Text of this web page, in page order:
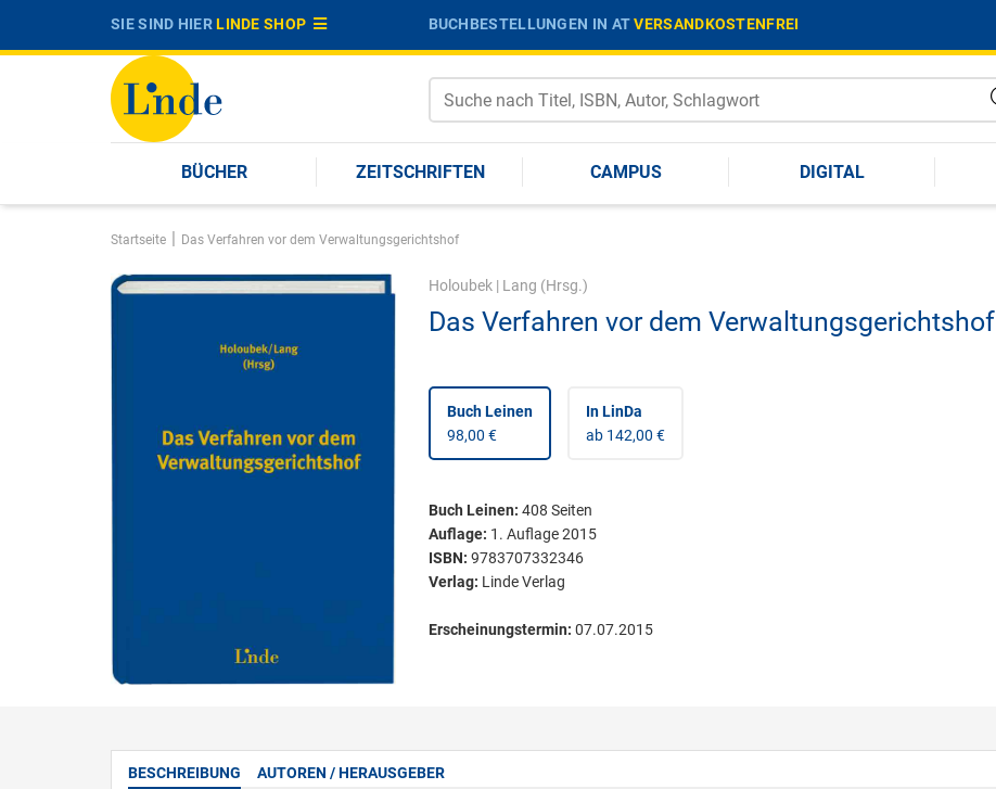
SIE SIND HIERLINDE SHOP BUCHBESTELLUNGEN IN ATVERSANDKOSTENFREI
BÜCHER ZEITSCHRIFTEN CAMPUS DIGITAL
Startseite | Das Verfahren vor dem Verwaltungsgerichtshof
Holoubek| Lang (Hrsg.)
Das Verfahren vor dem Verwaltungsgerichtshof
Buch Leinen
98,00 €
In LinDa
ab 142,00 €
Buch Leinen: 408 Seiten
Auflage: 1. Auflage 2015
ISBN: 9783707332346
Verlag: Linde Verlag
Erscheinungstermin: 07.07.2015
BESCHREIBUNG AUTOREN / HERAUSGEBER